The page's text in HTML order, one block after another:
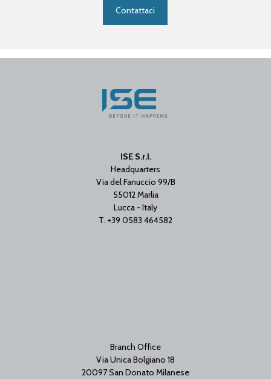
Contattaci
ISE S.r.l.
Headquarters
Via del Fanuccio 99/B
55012 Marlia
Lucca - Italy
T. +39 0583 464582
Branch Office
Via Unica Bolgiano 18
20097 San Donato Milanese